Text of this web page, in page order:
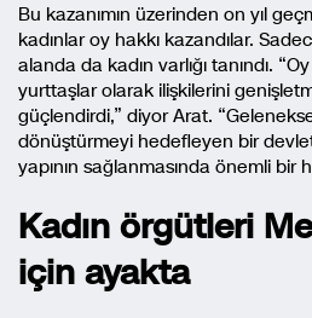
Bu kazanımın üzerinden on yıl
kadınlar oy hakkı kazandılar.
alanda da kadın varlığı tanındı.
yurttaşlar olarak ilişkilerini
güçlendirdi,” diyor Arat.
dönüştürmeyi hedefleyen bir devlet
yapının sağlanmasında önemli bir
Kadın örgütleri
için ayakta